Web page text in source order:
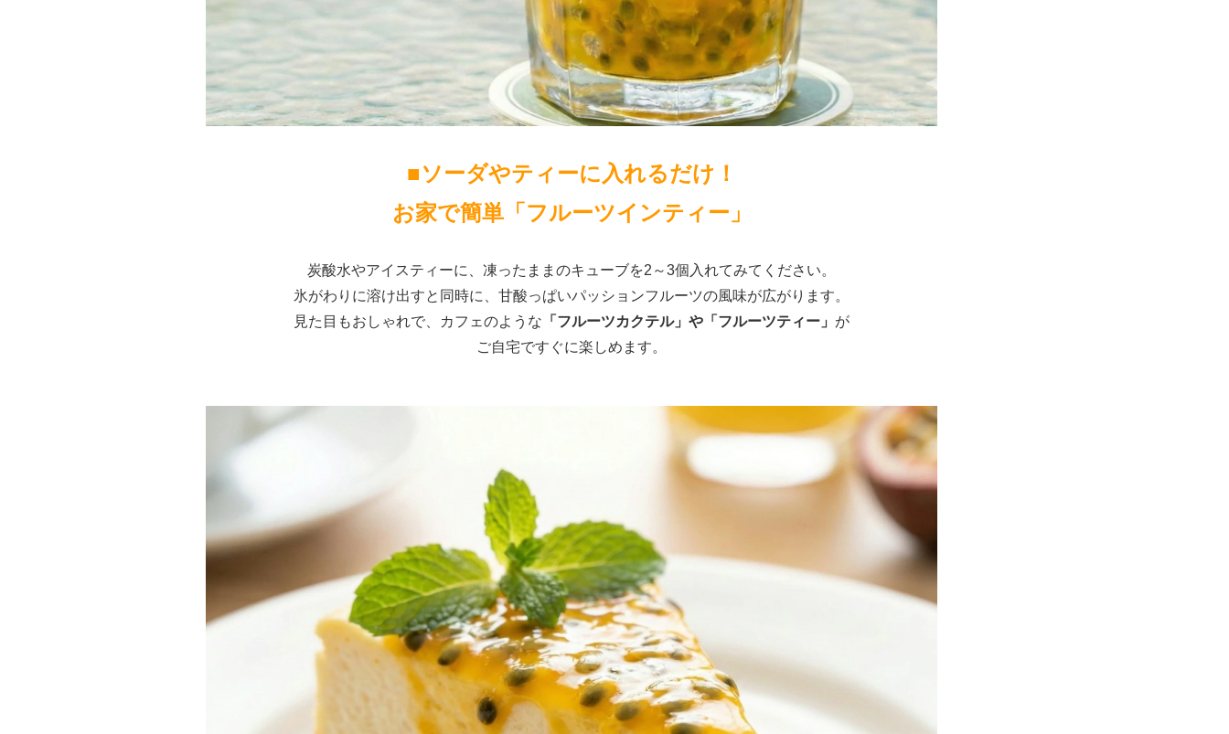
■ソーダやティーに入れるだけ！
お家で簡単「フルーツインティー」
炭酸水やアイスティーに、凍ったままのキューブを2～3個入れてみてください。
氷がわりに溶け出すと同時に、甘酸っぱいパッションフルーツの風味が広がります。
見た目もおしゃれで、カフェのような 「フルーツカクテル」や「フルーツティー」 が
ご自宅ですぐに楽しめます。